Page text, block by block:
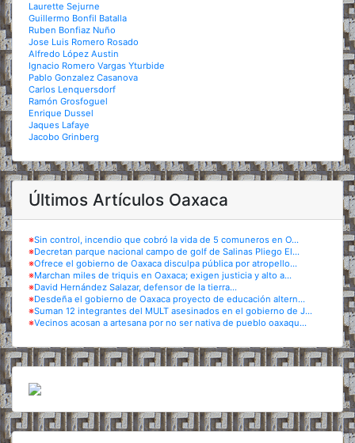
Laurette Sejurne
Guillermo Bonfil Batalla
Ruben Bonfiaz Nuño
Jose Luis Romero Rosado
Alfredo López Austin
Ignacio Romero Vargas Yturbide
Pablo Gonzalez Casanova
Carlos Lenquersdorf
Ramón Grosfoguel
Enrique Dussel
Jaques Lafaye
Jacobo Grinberg
Últimos Artículos Oaxaca
※Sin control, incendio que cobró la vida de 5 comuneros en O...
※Decretan parque nacional campo de golf de Salinas Pliego El...
※Ofrece el gobierno de Oaxaca disculpa pública por atropello...
※Marchan miles de triquis en Oaxaca; exigen justicia y alto a...
※David Hernández Salazar, defensor de la tierra...
※Desdeña el gobierno de Oaxaca proyecto de educación altern...
※Suman 12 integrantes del MULT asesinados en el gobierno de J...
※Vecinos acosan a artesana por no ser nativa de pueblo oaxaqu...